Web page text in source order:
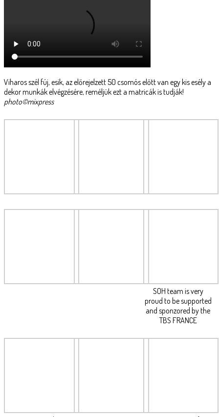
Viharos szél fúj, esik, az előrejelzett 50 csomós előtt van egy kis esély a
dekor munkák elvégzésére, reméljük ezt a matricák is tudják!
photo©mixpress
SOH team is very
proud to be supported
and sponzored by the
TBS FRANCE